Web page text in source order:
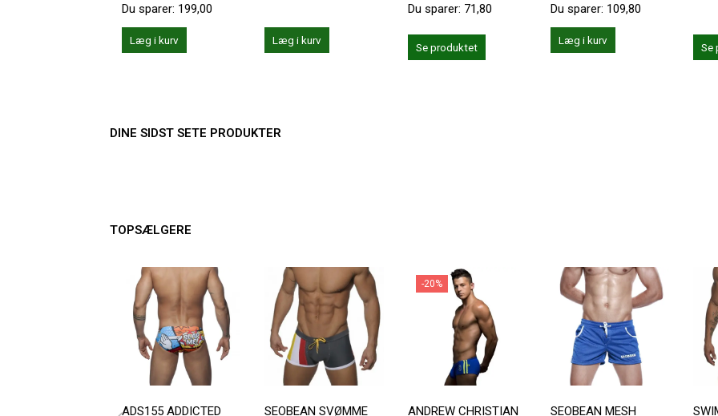
Du sparer: 199,00
Læg i kurv Læg i kurv
Du sparer: 71,80
Se produktet
Du sparer: 109,80
Læg i kurv
Se
DINE SIDST SETE PRODUKTER
TOPSÆLGERE
ADS155 ADDICTED
SEOBEAN SVØMME
-20%
ANDREW CHRISTIAN
SEOBEAN MESH